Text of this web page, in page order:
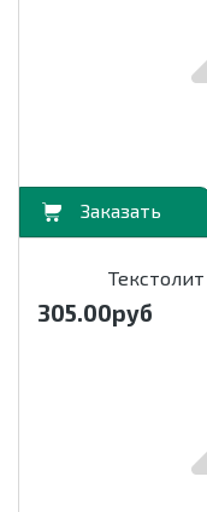
305.00руб